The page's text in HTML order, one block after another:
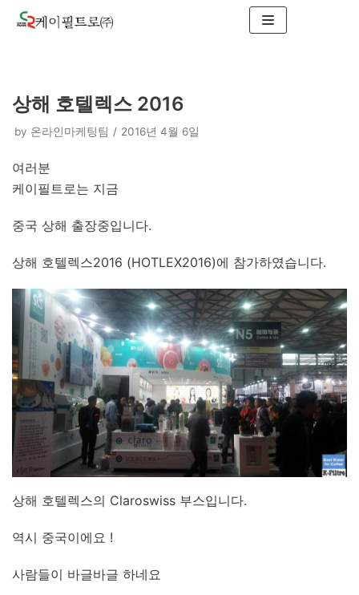
콘
건
기
상해 호텔렉스 2016
by 온라인마케팅팀 2016년 4월 6일
여러분
케이필트로는 지금
중국 상해 출장중입니다.
상해 호텔렉스2016 (HOTLEX2016)에 참가하였습니다.
상해 호텔렉스의 Claroswiss 부스입니다.
역시 중국이에요 !
사람들이 바글바글 하네요